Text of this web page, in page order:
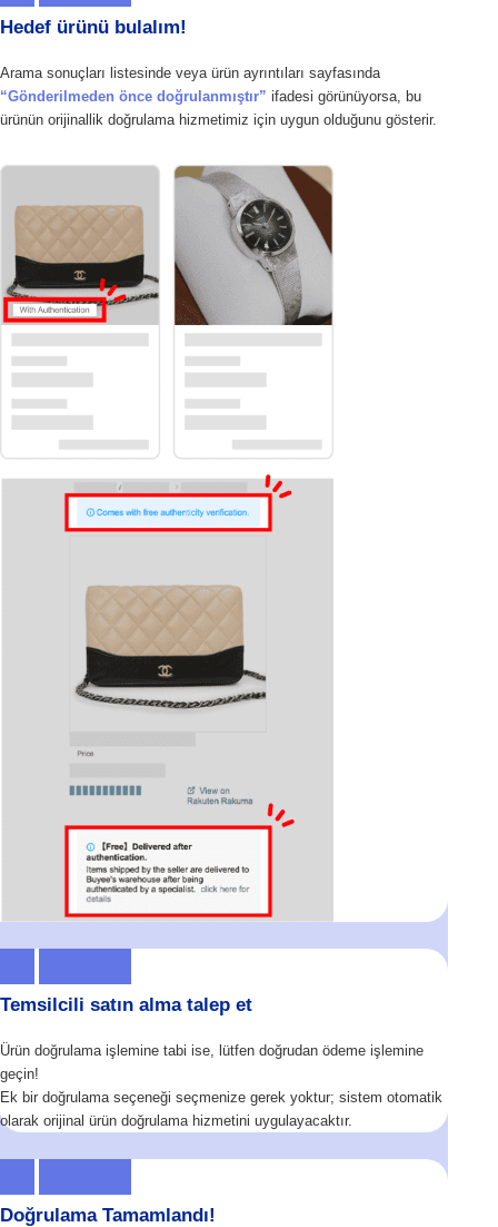
Hedef ürünü bulalım!
Arama sonuçları listesinde veya ürün ayrıntıları sayfasında
“Gönderilmeden önce doğrulanmıştır” ifadesi görünüyorsa, bu
ürünün orijinallik doğrulama hizmetimiz için uygun olduğunu gösterir.
Temsilcili satın alma talep et
Ürün doğrulama işlemine tabi ise, lütfen doğrudan ödeme işlemine
geçin!
Ek bir doğrulama seçeneği seçmenize gerek yoktur; sistem otomatik
olarak orijinal ürün doğrulama hizmetini uygulayacaktır.
Doğrulama Tamamlandı!